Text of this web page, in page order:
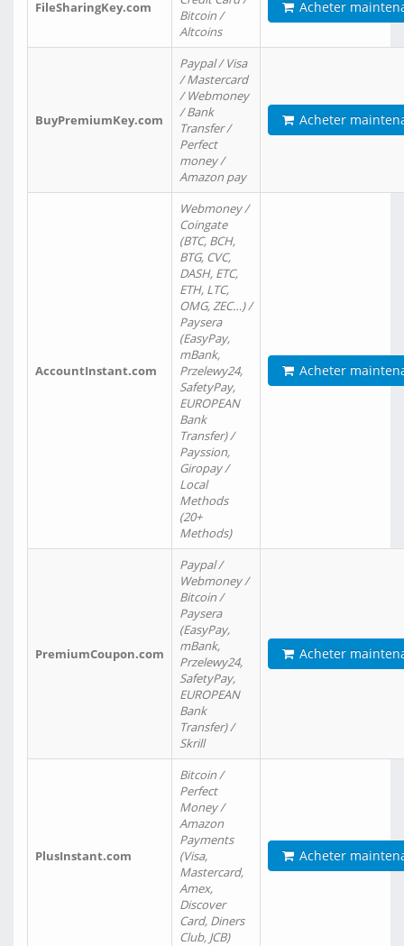
FileSharingKey.com
Bitcoin /
Altcoins
Acheter
BuyPremiumKey.com
Paypal / Visa
/ Mastercard
/ Webmoney
/ Bank
Transfer /
Perfect
money /
Amazon pay
Acheter
AccountInstant.com
Webmoney /
Coingate
(BTC, BCH,
BTG, CVC,
DASH, ETC,
ETH, LTC,
OMG, ZEC…) /
Paysera
(EasyPay,
mBank,
Przelewy24,
SafetyPay,
EUROPEAN
Bank
Transfer) /
Payssion,
Giropay /
Local
Methods
(20+
Methods)
Acheter
PremiumCoupon.com
Paypal /
Webmoney /
Bitcoin /
Paysera
(EasyPay,
mBank,
Przelewy24,
SafetyPay,
EUROPEAN
Bank
Transfer) /
Skrill
Acheter
PlusInstant.com
Bitcoin /
Perfect
Money /
Amazon
Payments
(Visa,
Mastercard,
Amex,
Discover
Card, Diners
Club, JCB)
Acheter